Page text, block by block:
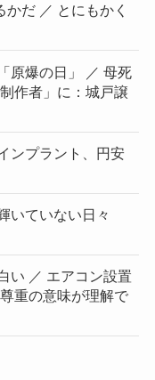
だ ／ とにもかく
原爆の日」 ／ 母死
作者」に：城戸譲
ンプラント、円安
いていない日々
い ／ エアコン設置
重の意味が理解で